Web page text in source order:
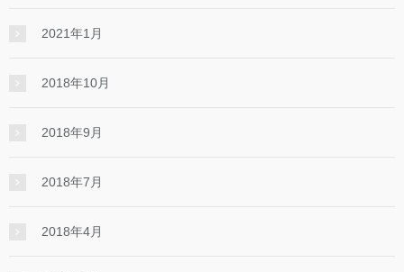
2021年1月
2018年10月
2018年9月
2018年7月
2018年4月